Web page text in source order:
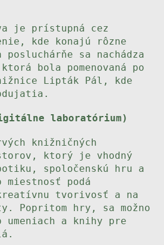
je prístupná cez
kde konajú rôzne
sa nachádza
bola pomenovaná po
Lipták Pál, kde
laboratórium)
knižničných
ktorý je vhodný
spoločenskú hru a
podá
tvorivosť a na
Popritom hry, sa možno
a knihy pre